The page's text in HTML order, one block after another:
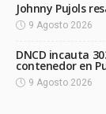
Johnny Pujols
9 Agosto 2026
DNCD incauta
contenedor en
9 Agosto 2026